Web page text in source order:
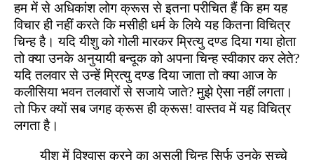
हम में से अधिकांश लोग क्रूस से इतना परीचित हैं कि हम यह
विचार ही नहीं करते कि मसीही धर्म के लिये यह कितना विचित्र
चिन्ह है। यदि यीशु को गोली मारकर म्रित्यु दण्ड दिया गया होता
तो क्या उनके अनुयायी बन्दूक को अपना चिन्ह स्वीकार कर लेते?
यदि तलवार से उन्हें म्रित्यु दण्ड दिया जाता तो क्या आज के
कलीसिया भवन तलवारों से सजाये जाते? मुझे ऐसा नहीं लगता।
तो फिर क्यों सब जगह क्रूस ही क्रूस! वास्तव में यह विचित्र
लगता है।
यीशु में विश्वास करने का असली चिन्ह सिर्फ उनके सच्चे